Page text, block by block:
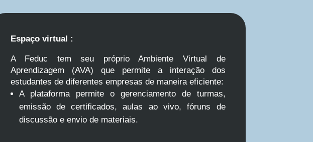
Espaço virtual :
A Feduc tem seu próprio Ambiente Virtual de
Aprendizagem (AVA) que permite a interação dos
estudantes de diferentes empresas de maneira eficiente:
A
plataforma permite o gerenciamento de turmas,
emissão de certificados, aulas ao vivo, fóruns de
discussão e envio de materiais.